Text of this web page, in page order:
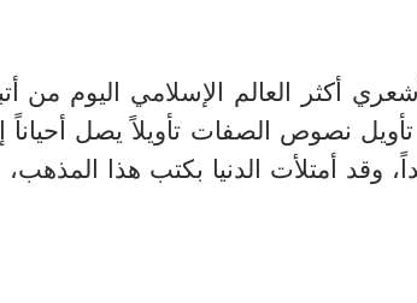
أكثر العالم الإسلامي اليوم من
نصوص الصفات تأويلاً يصل أحياناً
وقد أمتلأت الدنيا بكتب هذا